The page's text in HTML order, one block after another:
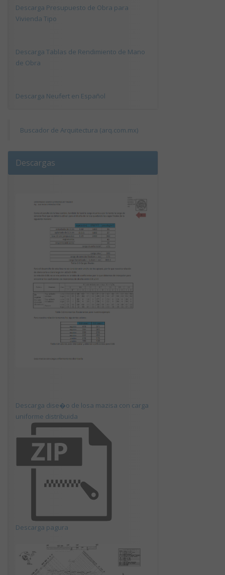
Descarga Presupuesto de Obra para
Vivienda Tipo
Descarga Tablas de Rendimiento de Mano
de Obra
Descarga Neufert en Español
Buscador de Arquitectura (arq.com.mx)
Descargas
Descarga dise�o de losa mazisa con carga
uniforme distribuida
Descarga pagura